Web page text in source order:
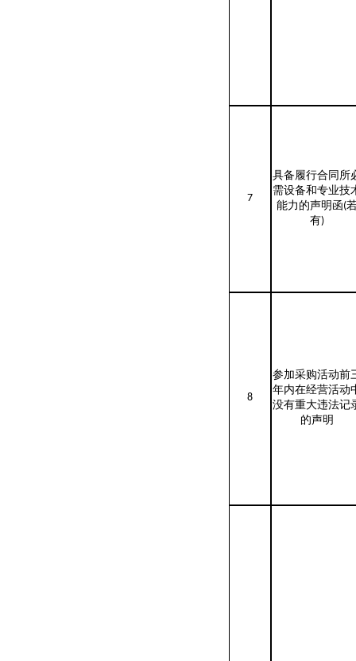
7
具备履行合同所
需设备和专业技
能力的声明函(
有)
8
参加采购活动前
年内在经营活动
没有重大违法记
的声明